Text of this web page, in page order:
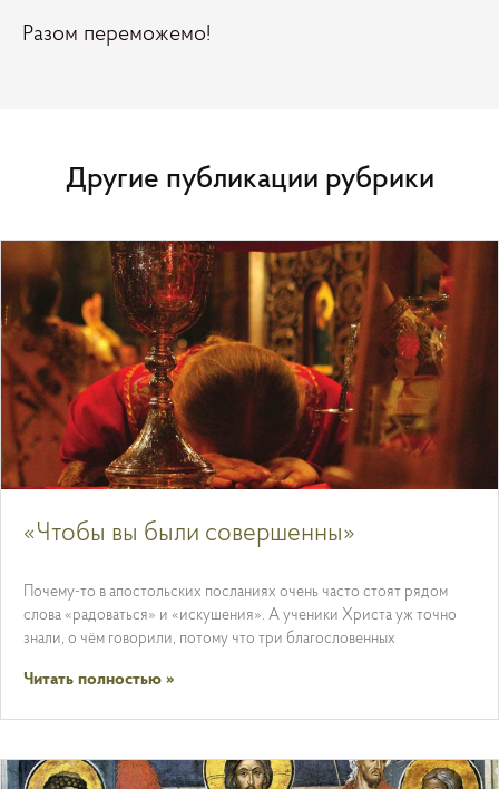
Разом переможемо!
Другие публикации рубрики
«Чтобы вы были совершенны»
Почему-то в апостольских посланиях очень часто стоят рядом
слова «радоваться» и «искушения». А ученики Христа уж точно
знали, о чём говорили, потому что три благословенных
Читать полностью »